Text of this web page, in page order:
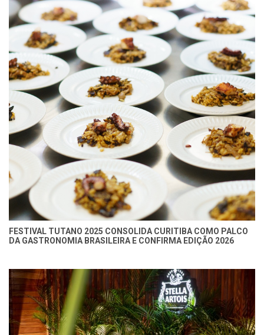
FESTIVAL TUTANO 2025 CONSOLIDA CURITIBA COMO PALCO
DA GASTRONOMIA BRASILEIRA E CONFIRMA EDIÇÃO 2026